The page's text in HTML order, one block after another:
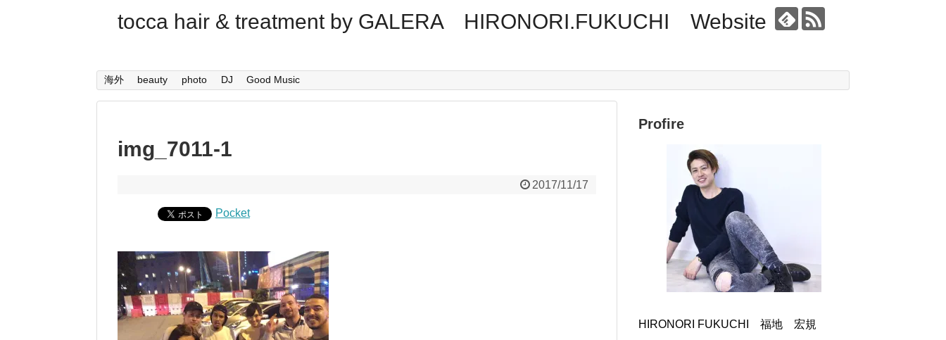
tocca hair & treatment by GALERA HIRONORI.FUKUCHI Website
海外 beauty photo DJ Good Music
img_7011-1
2017/11/17
Pocket
Profire
HIRONORI FUKUCHI 福地 宏規